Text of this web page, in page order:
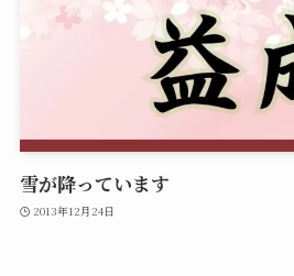
雪が降っています
2013年12月24日